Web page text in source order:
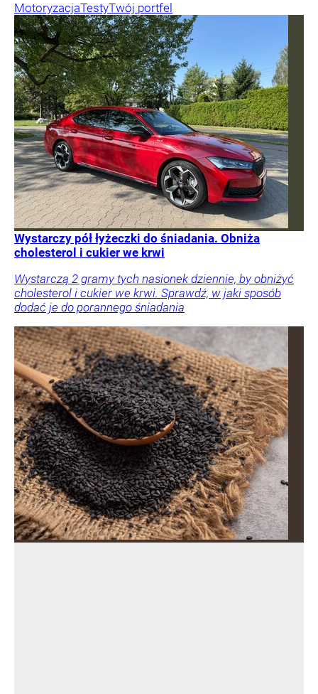
MotoryzacjaTestyTwój portfel
Wystarczy pół łyżeczki do śniadania. Obniża
cholesterol i cukier we krwi
Wystarczą 2 gramy tych nasionek dziennie, by obniżyć
cholesterol i cukier we krwi. Sprawdź, w jaki sposób
dodać je do porannego śniadania